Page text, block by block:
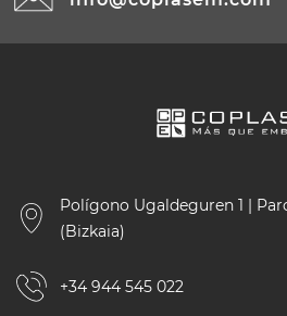
Polígono Ugaldeguren 1 |
(Bizkaia)
+34 944 545 022